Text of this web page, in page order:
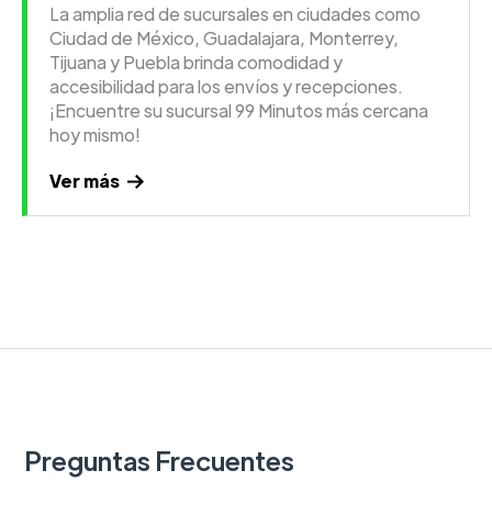
La amplia red de sucursales en ciudades como
Ciudad de México, Guadalajara, Monterrey,
Tijuana y Puebla brinda comodidad y
accesibilidad para los envíos y recepciones.
¡Encuentre su sucursal 99 Minutos más cercana
hoy mismo!
Ver más
Preguntas Frecuentes